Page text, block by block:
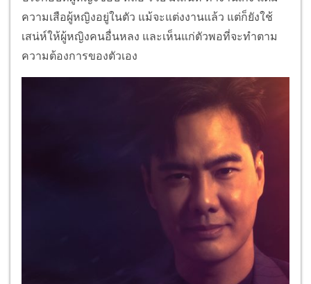
ความเสือผู้หญิงอยู่ในตัว แม้จะแต่งงานแล้ว แต่ก็ยังใช้
เสน่ห์ให้ผู้หญิงคนอื่นหลง และเห็นแก่ตัวพอที่จะทำตาม
ความต้องการของตัวเอง